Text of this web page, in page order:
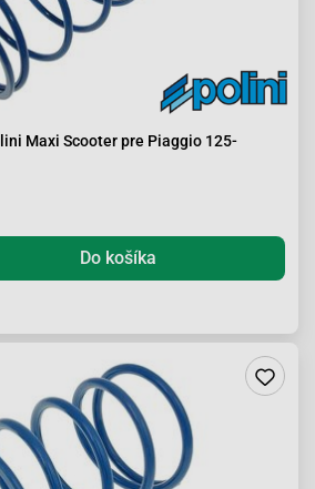
Maxi Scooter pre Piaggio 125-
Do košíka